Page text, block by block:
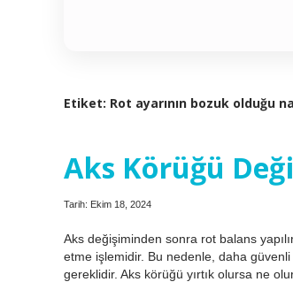
Etiket: Rot ayarının bozuk olduğu
Aks Körüğü
Tarih: Ekim 18, 2024
Aks değişiminden sonra rot balans
etme işlemidir. Bu nedenle, daha
gereklidir. Aks körüğü yırtık olursa ne